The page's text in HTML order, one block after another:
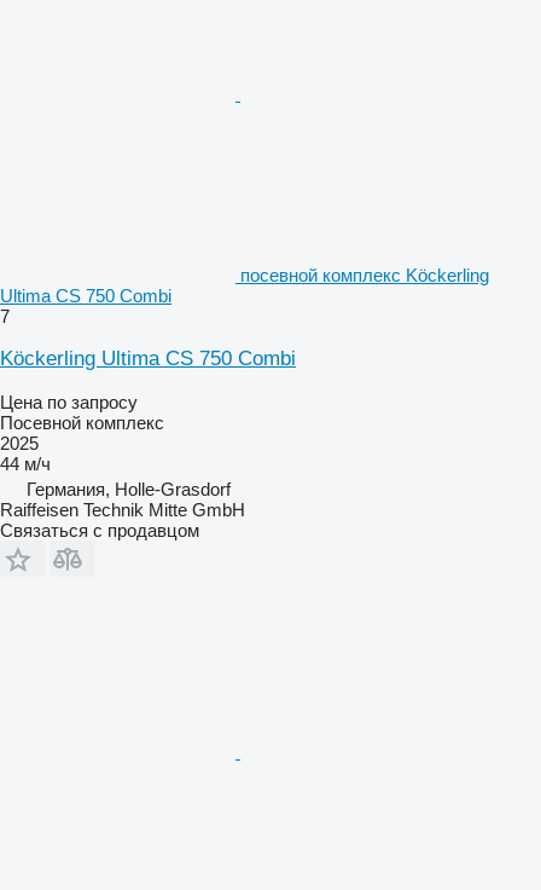
посевной комплекс Köckerling
Ultima CS 750 Combi
7
Köckerling Ultima CS 750 Combi
Цена по запросу
Посевной комплекс
2025
44 м/ч
Германия, Holle-Grasdorf
Raiffeisen Technik Mitte GmbH
Связаться с продавцом